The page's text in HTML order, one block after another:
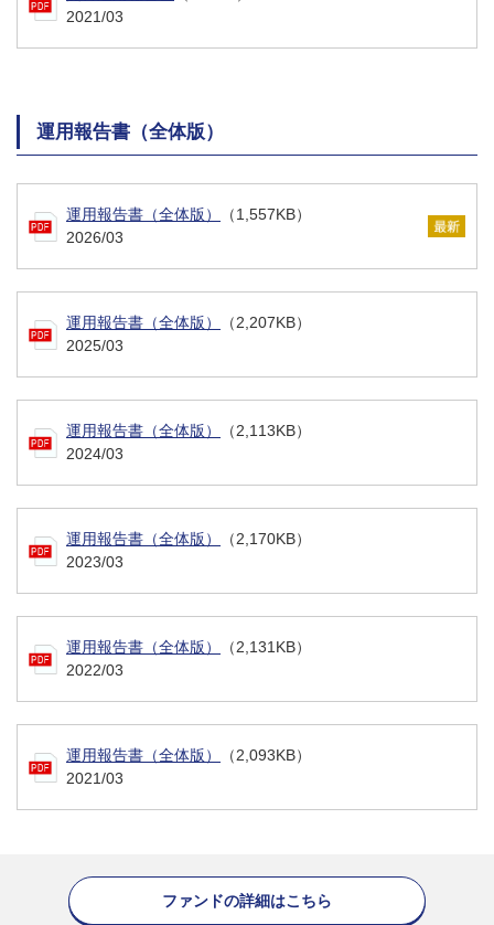
2021/03
運用報告書（全体版）
運用報告書（全体版）
（1,557KB）
2026/03
運用報告書（全体版）
（2,207KB）
2025/03
運用報告書（全体版）
（2,113KB）
2024/03
運用報告書（全体版）
（2,170KB）
2023/03
運用報告書（全体版）
（2,131KB）
2022/03
運用報告書（全体版）
（2,093KB）
2021/03
ファンドの詳細はこちら